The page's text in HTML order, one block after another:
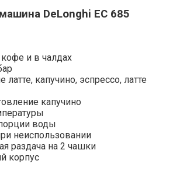
DeLonghi EC 685
и в чалдах
латте, капучино, эспрессо, латте
капучино
воды
неиспользовании
раздача на 2 чашки
корпус